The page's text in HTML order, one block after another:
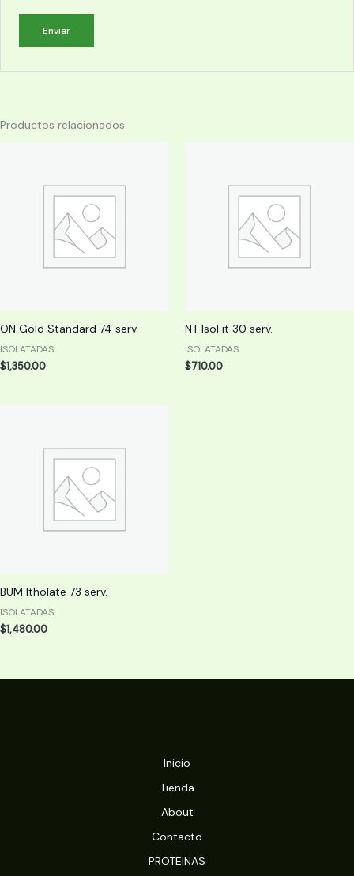
Productos relacionados
ON Gold Standard 74 serv.
ISOLATADAS
$1,350.00
NT IsoFit 30 serv.
ISOLATADAS
$710.00
BUM Itholate 73 serv.
ISOLATADAS
$1,480.00
Inicio
Tienda
About
Contacto
PROTEINAS